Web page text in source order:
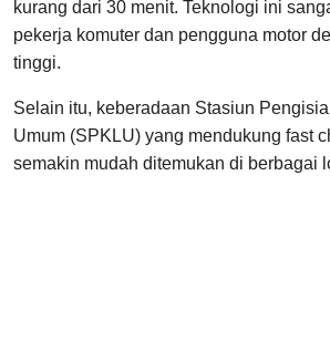
kurang dari 30 menit. Teknologi ini
pekerja komuter dan pengguna motor
tinggi.
Selain itu, keberadaan Stasiun
Umum (SPKLU) yang mendukung fast
semakin mudah ditemukan di berbagai